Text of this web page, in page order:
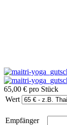
65,00 € pro Stück
Wert
Empfänger